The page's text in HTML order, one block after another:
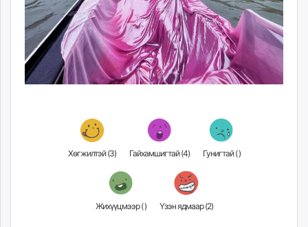
Хөгжилтэй (3) Гайхамшигтай (4) Гунигтай ()
Жихүүцмээр () Үзэн ядмаар (2)